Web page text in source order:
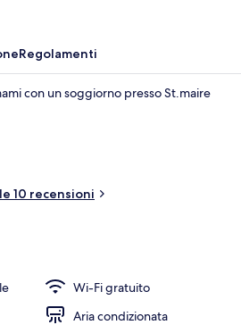
Regolamenti
con un soggiorno presso St.maire
10 recensioni
Wi-Fi gratuito
Aria condizionata